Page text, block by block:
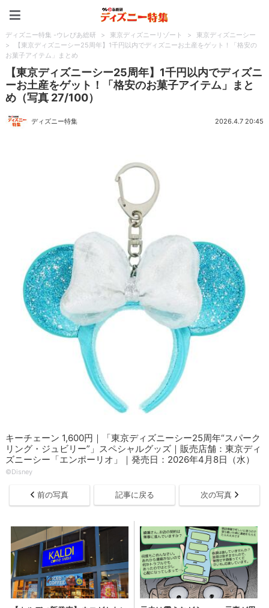
ディズニー特集 -ウレぴあ総研 > 東京ディズニーリゾート >
東京ディズニーシー
>
【東京ディズニーシー25周年】1千円以内でディズニーお土産をゲット！「格安の
お菓子アイテム」まとめ
【東京ディズニーシー25周年】1千円以内でディズニ
ーお土産をゲット！「格安のお菓子アイテム」まと
め（写真 27/100）
ディズニー特集 2026.4.7 20:45
キーチェーン 1,600円｜「東京ディズニーシー25周年“スパーク
リング・ジュビリー”」スペシャルグッズ｜販売店舗：東京ディ
ズニーシー「エンポーリオ」｜発売日：2026年4月8日（水）
©Disney
前の写真 記事に戻る 次の写真